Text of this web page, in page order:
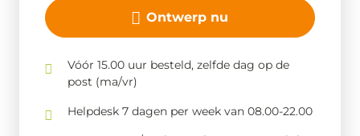
Ontwerp nu
Vóór 15.00 uur besteld, zelfde dag op de
post (ma/vr)
Helpdesk 7 dagen per week van 08.00-22.00